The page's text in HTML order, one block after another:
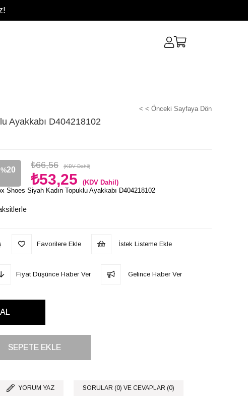
< < Önceki Sayfaya Dön
Ayakkabı D404218102
%20 ₺66,56 (KDV Dahil)
₺53,25 (KDV Dahil)
Shoes Siyah Kadın Topuklu Ayakkabı D404218102
Favorilere Ekle İstek Listeme Ekle
Fiyat Düşünce Haber Ver Gelince Haber Ver
YORUM YAZ SORULAR (0) VE CEVAPLAR (0)